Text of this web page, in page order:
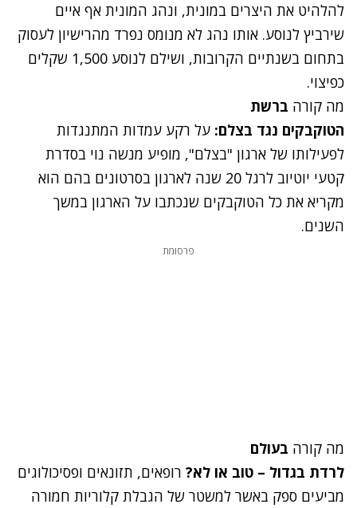
להלהיט את היצרים במונית, ונהג המונית אף איים
שירביץ לנוסע. אותו נהג לא מנומס נפרד מהרישיון לעסוק
בתחום בשנתיים הקרובות, ושילם לנוסע 1,500 שקלים
כפיצוי.
מה קורה ברשת
הטוקבקים נגד בצלם: על רקע עמדות המתנגדות
לפעילותו של ארגון "בצלם", מופיע מנשה נוי בסדרת
קטעי יוטיוב
לרגל 20 שנה לארגון בסרטונים בהם הוא
מקריא את כל הטוקבקים שנכתבו על הארגון במשך
השנים.
פרסומת
מה קורה בעולם
לרדת בגדול – טוב או לא? רופאים, תזונאים ופסיכולוגים
מביעים ספק באשר למשטר של הגבלת קלוריות חמורה